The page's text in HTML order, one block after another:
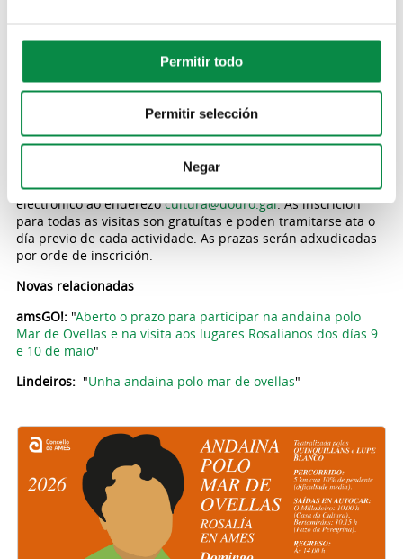
Permitir todo
Permitir selección
Negar
Para o 3 de xullo, ás 18.00 horas, está prevista a visita á
igrexa de Bastavales. Neste caso as inscricións hai que
cultura@concellodebrion.gal.
Por último, o 4 de setembro, ás 20.00 horas, visitaranse As
Torres da Hermida, en Lestrobe (Dodro). As persoas que
estean interesadas en participar teñen que enviar un correo
electrónico ao enderezocultura@dodro.gal. As inscrición
para todas as visitas son gratuítas e poden tramitarse ata o
día previo de cada actividade. As prazas serán adxudicadas
por orde de inscrición.
Novas relacionadas
amsGO!: "Aberto o prazo para participar na andaina polo
Mar de Ovellas e na visita aos lugares Rosalianos dos días 9
e 10 de maio"
Lindeiros: "Unha andaina polo mar de ovellas"